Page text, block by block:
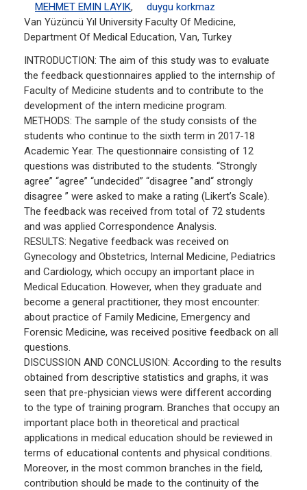
MEHMET EMIN LAYIK,
duygu korkmaz
Van Yüzüncü Yıl University Faculty Of Medicine,
Department Of Medical Education, Van, Turkey
INTRODUCTION: The aim of this study was to evaluate
the feedback questionnaires applied to the internship of
Faculty of Medicine students and to contribute to the
development of the intern medicine program.
METHODS: The sample of the study consists of the
students who continue to the sixth term in 2017-18
Academic Year. The questionnaire consisting of 12
questions was distributed to the students. “Strongly
agree” “agree” “undecided” “disagree ”and“ strongly
disagree ” were asked to make a rating (Likert’s Scale).
The feedback was received from total of 72 students
and was applied Correspondence Analysis.
RESULTS: Negative feedback was received on
Gynecology and Obstetrics, Internal Medicine, Pediatrics
and Cardiology, which occupy an important place in
Medical Education. However, when they graduate and
become a general practitioner, they most encounter:
about practice of Family Medicine, Emergency and
Forensic Medicine, was received positive feedback on all
questions.
DISCUSSION AND CONCLUSION: According to the results
obtained from descriptive statistics and graphs, it was
seen that pre-physician views were different according
to the type of training program. Branches that occupy an
important place both in theoretical and practical
applications in medical education should be reviewed in
terms of educational contents and physical conditions.
Moreover, in the most common branches in the field,
contribution should be made to the continuity of the